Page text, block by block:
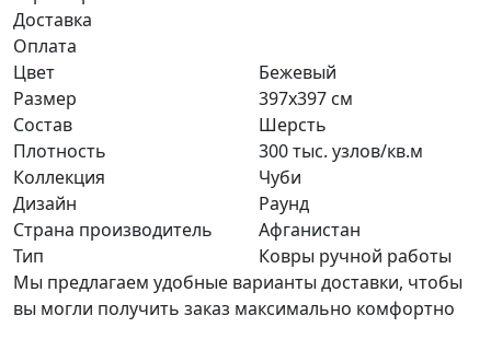
Доставка
Оплата
Цвет
Бежевый
Размер
397x397 см
Состав
Шерсть
Плотность
300 тыс. узлов/кв.м
Коллекция
Чуби
Дизайн
Раунд
Страна производитель
Афганистан
Тип
Ковры ручной работы
Мы предлагаем удобные варианты доставки, чтобы
вы могли получить заказ максимально комфортно